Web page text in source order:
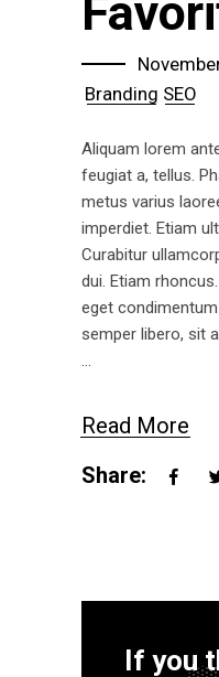
Branding SEO
Aliquam lorem
feugiat a, tellus.
metus varius
imperdiet. Etiam
Curabitur
dui. Etiam
eget
semper libero, sit
Read More
Share:
If you